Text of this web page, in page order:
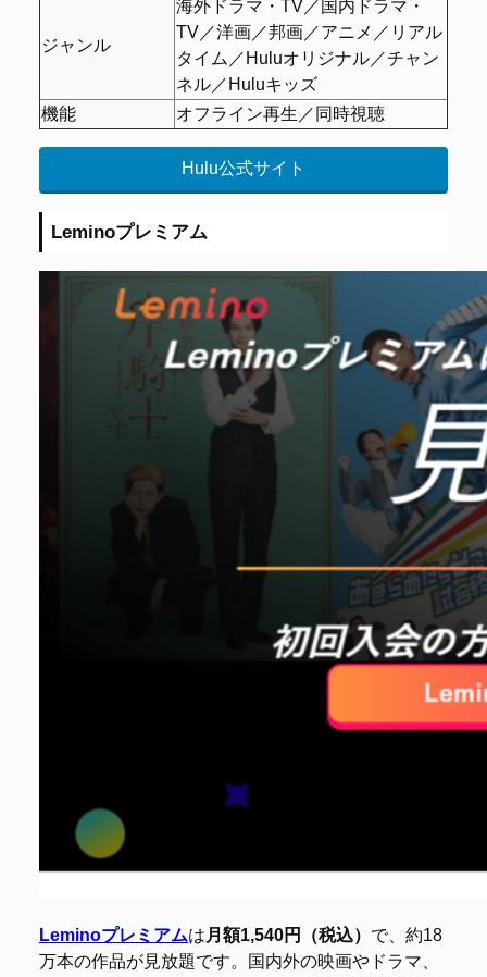
ジャンル
海外ドラマ・TV／国内ドラマ・
TV／洋画／邦画／アニメ／リアル
タイム／Huluオリジナル／チャン
ネル／Huluキッズ
機能
オフライン再生／同時視聴
Hulu公式サイト
Leminoプレミアム
Leminoプレミアムは月額1,540円（税込） で、約18
万本の作品が見放題です。国内外の映画やドラマ、